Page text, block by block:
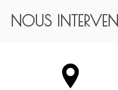
NOUS